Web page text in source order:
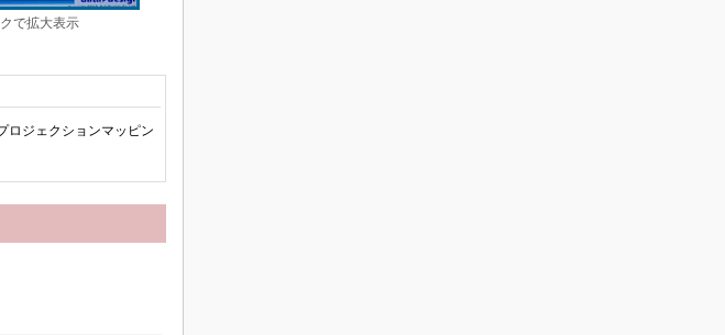
で拡大表示
ロジェクションマッピン